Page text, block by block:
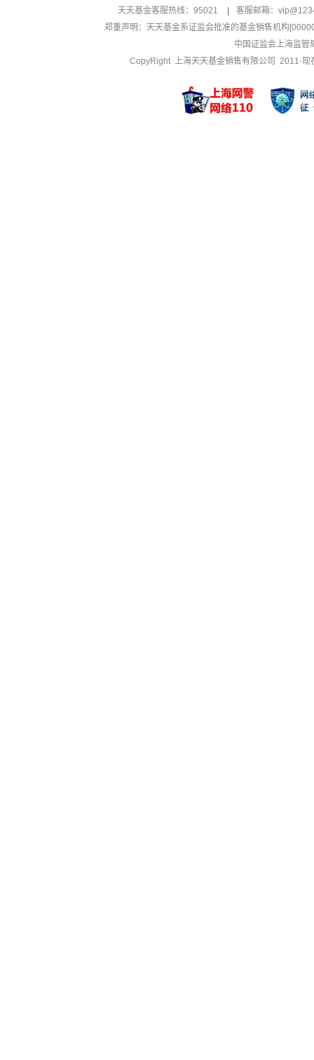
天天基金客服热线：95021 客服邮箱：
郑重声明： 天天基金系证监会批准的基金销售机构
中国证监会上海监管
CopyRight 上海天天基金销售有限公司 2011-